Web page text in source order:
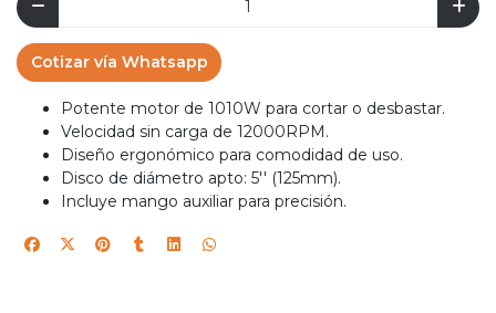
Cotizar vía Whatsapp
Potente motor de 1010W para cortar o desbastar.
Velocidad sin carga de 12000RPM.
Diseño ergonómico para comodidad de uso.
Disco de diámetro apto: 5'' (125mm).
Incluye mango auxiliar para precisión.